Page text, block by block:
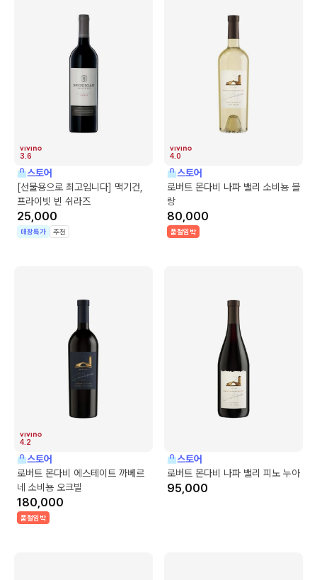
3.6
스토어
[선물용으로 최고입니다] 맥기건,
프라이빗 빈 쉬라즈
25,000
매장특가 추천
4.0
스토어
로버트 몬다비 나파 밸리 소비뇽 블
랑
80,000
품절임박
4.2
스토어
로버트 몬다비 에스테이트 까베르
네 소비뇽 오크빌
180,000
품절임박
스토어
로버트 몬다비 나파 밸리 피노 누아
95,000